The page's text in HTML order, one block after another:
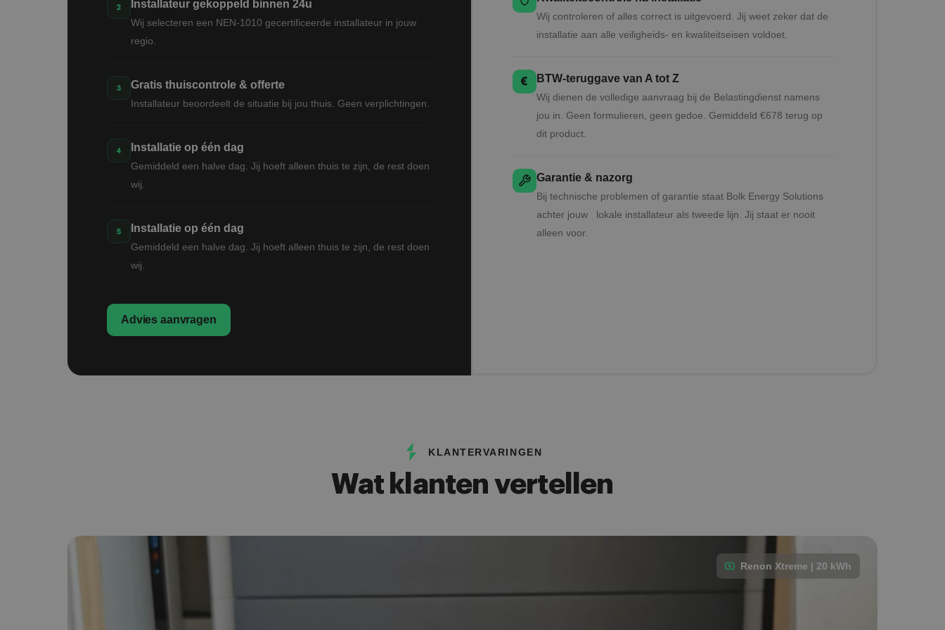
Installateur gekoppeld binnen 24u
Wij selecteren een NEN-1010 gecertificeerde installateur in jouw
regio.
Gratis thuiscontrole & offerte
Installateur beoordeelt de situatie bij jou thuis. Geen verplichtingen.
Installatie op één dag
Gemiddeld een halve dag. Jij hoeft alleen thuis te zijn, de rest doen
wij.
Installatie op één dag
Gemiddeld een halve dag. Jij hoeft alleen thuis te zijn, de rest doen
wij.
Advies aanvragen
Wij controleren of alles correct is uitgevoerd. Jij weet zeker dat de
installatie aan alle veiligheids- en kwaliteitseisen voldoet.
BTW-teruggave van A tot Z
Wij dienen de volledige aanvraag bij de Belastingdienst namens
jou in. Geen formulieren, geen gedoe. Gemiddeld €678 terug op
dit product.
Garantie & nazorg
Bij technische problemen of garantie staat Bolk Energy Solutions
achter jouw lokale installateur als tweede lijn. Jij staat er nooit
alleen voor.
KLANTERVARINGEN
Wat klanten vertellen
Renon Xtreme | 20 kWh